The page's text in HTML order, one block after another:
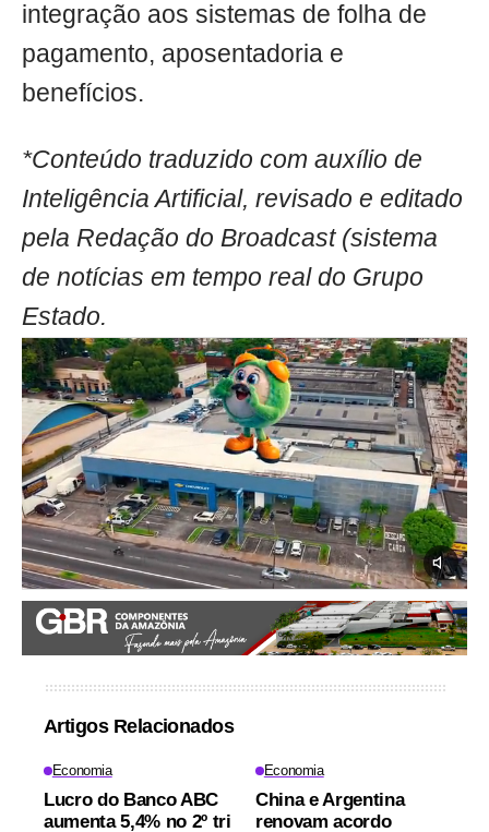
integração aos sistemas de folha de
pagamento, aposentadoria e
benefícios.
*Conteúdo traduzido com auxílio de
Inteligência Artificial, revisado e editado
pela Redação do Broadcast (sistema
de notícias em tempo real do Grupo
Estado.
Artigos Relacionados
Economia
Lucro do Banco ABC
aumenta 5,4% no 2º tri
Economia
China e Argentina
renovam acordo